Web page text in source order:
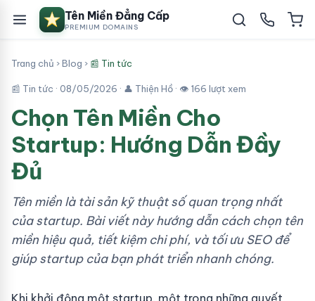
Tên Miền Đẳng Cấp
PREMIUM DOMAINS
Trang chủ ›Blog › 📰 Tin tức
📰 Tin tức · 08/05/2026 · 👤 Thiện Hồ · 👁 166 lượt xem
Chọn Tên Miền Cho
Startup: Hướng Dẫn Đầy
Đủ
Tên miền là tài sản kỹ thuật số quan trọng nhất
của startup. Bài viết này hướng dẫn cách chọn tên
miền hiệu quả, tiết kiệm chi phí, và tối ưu SEO để
giúp startup của bạn phát triển nhanh chóng.
Khi khởi động một startup, một trong những quyết